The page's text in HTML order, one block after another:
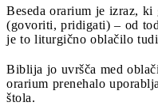
Beseda orarium je izraz,
(govoriti, pridigati) ‒ od
je to liturgično oblačilo
Biblija jo uvršča med
orarium prenehalo
štola.